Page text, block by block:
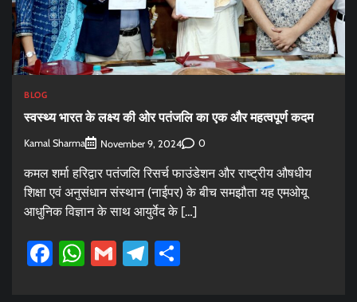
BLOG
स्वस्थ्य भारत के लक्ष्य की ओर पतंजलि का एक और महत्वपूर्ण कदम
Kamal Sharma November 9, 2024 0
कमल शर्मा हरिद्वार पतंजलि रिसर्च फाउंडेशन और राष्ट्रीय औषधीय
शिक्षा एवं अनुसंधान संस्थान (नाईपर) के बीच समझौता यह एमओयू
आधुनिक विज्ञान के साथ आयुर्वेद के […]
Facebook
WhatsApp
GmailTelegram